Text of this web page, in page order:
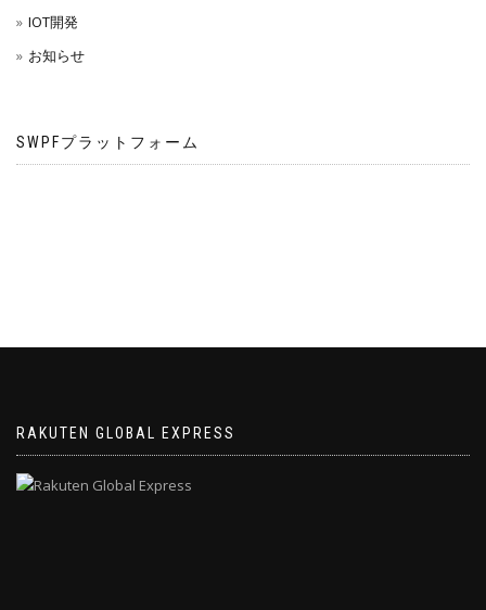
IOT開発
お知らせ
SWPFプラットフォーム
RAKUTEN GLOBAL EXPRESS